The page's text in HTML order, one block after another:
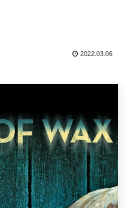
2022.03.06